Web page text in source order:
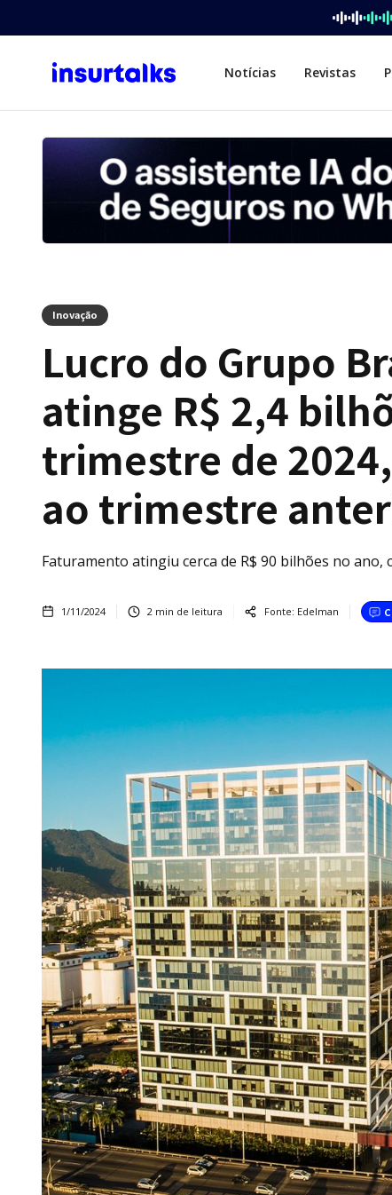
Notícias Revistas
Inovação
Lucro do Grupo
atinge R$ 2,4
trimestre de
ao trimestre
Faturamento atingiu cerca de R$ 90 bilhões no ano,
1/11/2024 2 min de leitura Fonte: Edelman